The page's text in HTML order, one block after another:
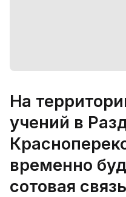
На
учений в
временно
сотовая